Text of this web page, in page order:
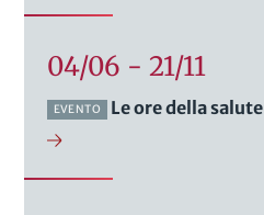
04/06 - 21/11
EVENTO Le ore della salute